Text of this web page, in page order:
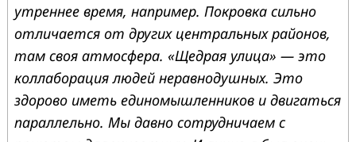
утреннее время, например. Покровка сильно
отличается от других центральных районов,
там своя атмосфера. «Щедрая улица» — это
коллаборация людей неравнодушных. Это
здорово иметь единомышленников и двигаться
параллельно. Мы давно сотрудничаем с